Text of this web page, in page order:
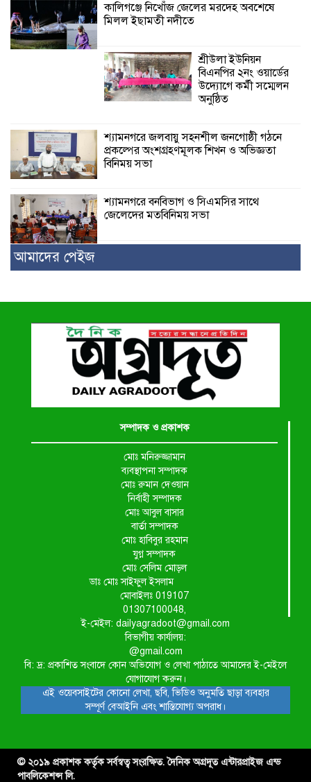
কালিগঞ্জে নিখোঁজ জেলের মরদেহ অবশেষে
মিলল ইছামতী নদীতে
শ্রীউলা ইউনিয়ন
বিএনপির ২নং ওয়ার্ডের
উদ্যোগে কর্মী সম্মেলন
অনুষ্ঠিত
শ্যামনগরে জলবায়ু সহনশীল জনগোষ্ঠী গঠনে
প্রকল্পের অংশগ্রহণমূলক শিখন ও অভিজ্ঞতা
বিনিময় সভা
শ্যামনগরে বনবিভাগ ও সিএমসির সাথে
জেলেদের মতবিনিময় সভা
আমাদের পেইজ
সম্পাদক ও প্রকাশক
মোঃ মনিরুজ্জামান
ব্যবস্থাপনা সম্পাদক
মোঃ রুমান দেওয়ান
নির্বাহী সম্পাদক
মোঃ আবুল বাসার
বার্তা সম্পাদক
মোঃ হাবিবুর রহমান
যুগ্ন সম্পাদক
মোঃ সেলিম মোড়ল
ডাঃ মোঃ সাইফুল ইসলাম
মোবাইলঃ 019107
01307100048,
ই-মেইল: dailyagradoot@gmail.com
বিভাগীয় কার্যালয়:
@gmail.com
বি: দ্র: প্রকাশিত সংবাদে কোন অভিযোগ ও লেখা পাঠাতে আমাদের ই-মেইলে
যোগাযোগ করুন।
এই ওয়েবসাইটের কোনো লেখা, ছবি, ভিডিও অনুমতি ছাড়া ব্যবহার
সম্পূর্ণ বেআইনি এবং শাস্তিযোগ্য অপরাধ।
© ২০১৯ প্রকাশক কর্তৃক সর্বস্বত্ব সংরক্ষিত. দৈনিক অগ্রদূত এন্টারপ্রাইজ এন্ড
পাবলিকেশন্স লি.